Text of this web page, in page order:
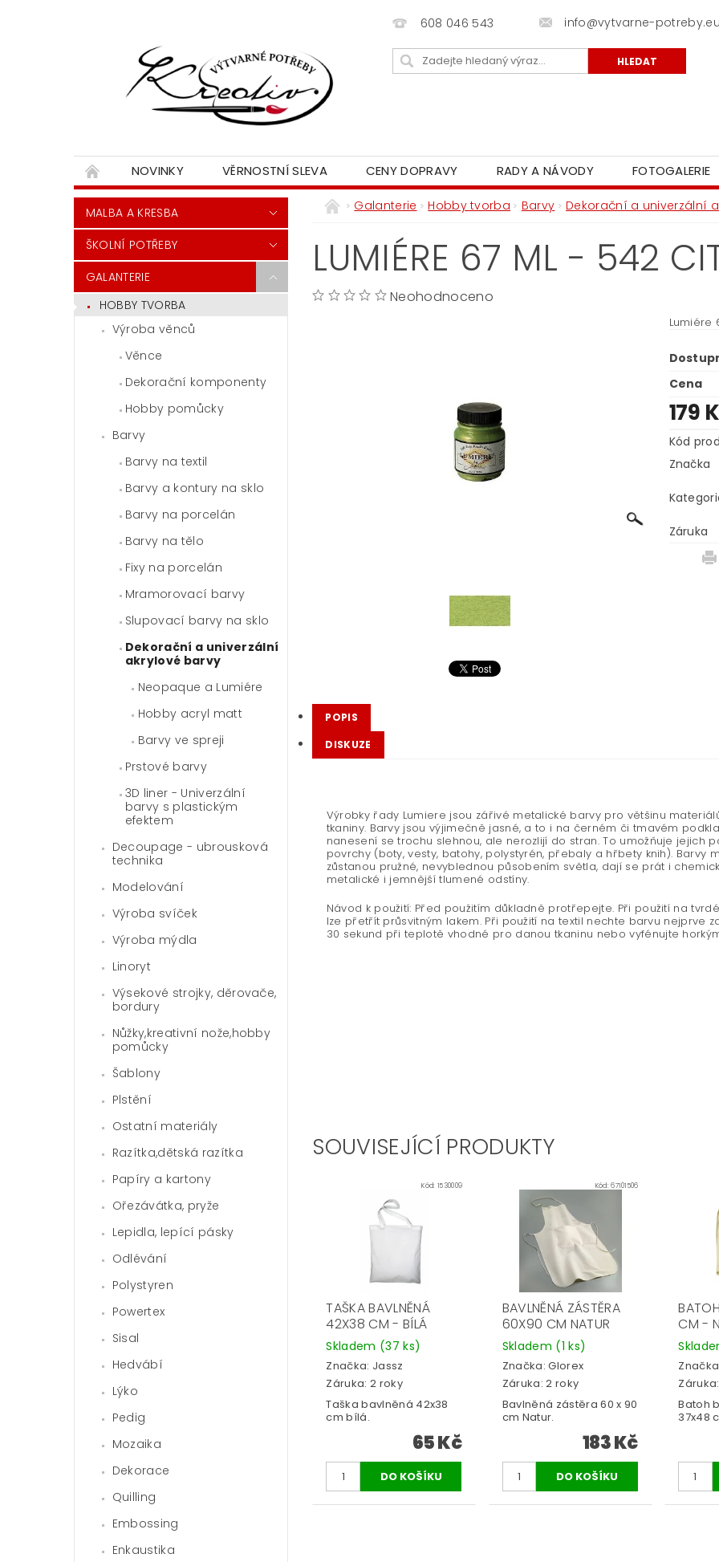
608 046 543 info@vytvarne-potreby.eu
NOVINKY VĚRNOSTNÍ SLEVA CENY DOPRAVY RADY A NÁVODY FOTOGALERIE
MALBA A KRESBA
ŠKOLNÍ POTŘEBY
GALANTERIE
HOBBY TVORBA
Výroba věnců
Věnce
Dekorační komponenty
Hobby pomůcky
Barvy
Barvy na textil
Barvy a kontury na sklo
Barvy na porcelán
Barvy na tělo
Fixy na porcelán
Mramorovací barvy
Slupovací barvy na sklo
Dekorační a univerzální
akrylové barvy
Neopaque a Lumiére
Hobby acryl matt
Barvy ve spreji
Prstové barvy
3D liner - Univerzální
barvy s plastickým
efektem
Decoupage - ubrousková
technika
Modelování
Výroba svíček
Výroba mýdla
Linoryt
Výsekové strojky, děrovače,
bordury
Nůžky,kreativní nože,hobby
pomůcky
Šablony
Plstění
Ostatní materiály
Razítka,dětská razítka
Papíry a kartony
Ořezávátka, pryže
Lepidla, lepící pásky
Odlévání
Polystyren
Powertex
Sisal
Hedvábí
Lýko
Pedig
Mozaika
Dekorace
Quilling
Embossing
Enkaustika
Galanterie Hobby tvorba Barvy Dekorační a univerzální
LUMIÉRE 67 ML - 542
Neohodnoceno
Lumiére
Cena
179
Kód
Značka
Záruka
POPIS
DISKUZE
Výrobky řady Lumiere jsou zářivé metalické barvy pro většinu
tkaniny. Barvy jsou výjimečně jasné, a to i na černém či tmavém
nanesení se trochu slehnou, ale nerozlijí do stran. To umožňuje jejich
povrchy (boty, vesty, batohy, polystyrén, přebaly a hřbety knih). Barvy
zůstanou pružné, nevyblednou působením světla, dají se prát i
metalické i jemnější tlumené odstíny.
Návod k použití: Před použitím důkladně protřepejte. Při použití na
lze přetřít průsvitným lakem. Při použití na textil nechte barvu nejprve
30 sekund při teplotě vhodné pro danou tkaninu nebo vyfénujte
SOUVISEJÍCÍ PRODUKTY
Kód:1530009
TAŠKA BAVLNĚNÁ
42X38 CM - BÍLÁ
Skladem (37 ks)
Značka: Jassz
Záruka: 2 roky
Taška bavlněná 42x38
cm bílá.
65 Kč
Kód:67101506
BAVLNĚNÁ ZÁSTĚRA
60X90 CM NATUR
Skladem (1 ks)
Značka:Glorex
Záruka: 2 roky
Bavlněná zástěra 60 x 90
cm Natur.
183 Kč
CM -
Batoh
37x48